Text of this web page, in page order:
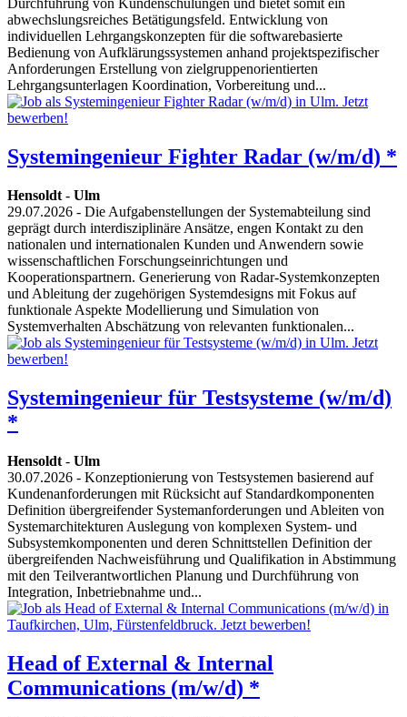
Durchführung von Kundenschulungen und bietet somit ein
abwechslungsreiches Betätigungsfeld. Entwicklung von
individuellen Lehrgangskonzepten für die softwarebasierte
Bedienung von Aufklärungssystemen anhand projektspezifischer
Anforderungen Erstellung von zielgruppenorientierten
Lehrgangsunterlagen Koordination, Vorbereitung und...
Systemingenieur Fighter Radar (w/m/d) *
Hensoldt - Ulm
29.07.2026 - Die Aufgabenstellungen der Systemabteilung sind
geprägt durch interdisziplinäre Ansätze, engen Kontakt zu den
nationalen und internationalen Kunden und Anwendern sowie
wissenschaftlichen Forschungseinrichtungen und
Kooperationspartnern. Generierung von Radar-Systemkonzepten
und Ableitung der zugehörigen Systemdesigns mit Fokus auf
funktionale Aspekte Modellierung und Simulation von
Systemverhalten Abschätzung von relevanten funktionalen...
Systemingenieur für Testsysteme (w/m/d)
*
Hensoldt - Ulm
30.07.2026 - Konzeptionierung von Testsystemen basierend auf
Kundenanforderungen mit Rücksicht auf Standardkomponenten
Definition übergreifender Systemanforderungen und Ableiten von
Systemarchitekturen Auslegung von komplexen System- und
Subsystemkomponenten und deren Schnittstellen Definition der
übergreifenden Nachweisführung und Qualifikation in Abstimmung
mit den Teilverantwortlichen Planung und Durchführung von
Integration, Inbetriebnahme und...
Head of External & Internal
Communications (m/w/d) *